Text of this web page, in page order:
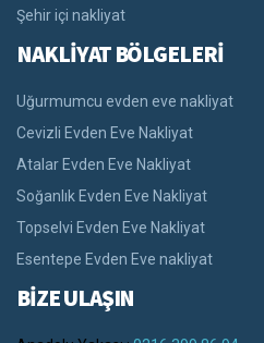
Şehir içi nakliyat
NAKLİYAT BÖLGELERİ
Uğurmumcu evden eve nakliyat
Cevizli Evden Eve Nakliyat
Atalar Evden Eve Nakliyat
Soğanlık Evden Eve Nakliyat
Topselvi Evden Eve Nakliyat
Esentepe Evden Eve nakliyat
BİZE ULAŞIN